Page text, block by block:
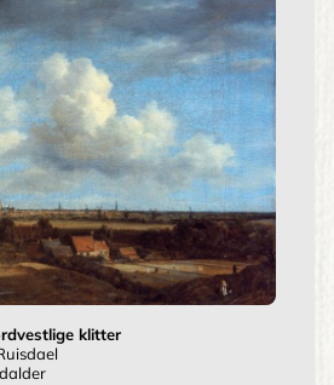
klitter